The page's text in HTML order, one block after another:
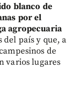
blanco de
por el
agropecuaria
del país y que, a
de
varios lugares